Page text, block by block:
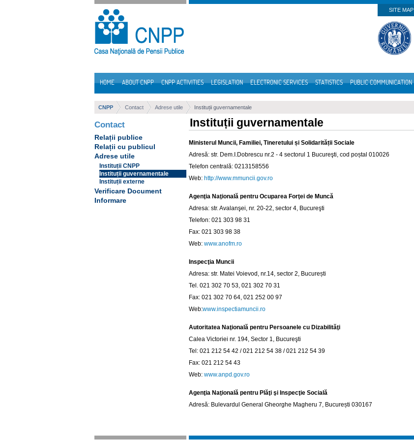
Skip to Content
SITE MAP
HOME ABOUT CNPP CNPP ACTIVITIES LEGISLATION ELECTRONIC SERVICES STATISTICS PUBLIC COMMUNICATION
CNPP Contact Adrese utile Instituții guvernamentale
Contact
Relații publice
Relații cu publicul
Adrese utile
Instituții CNPP
Instituții guvernamentale
Instituții externe
Verificare Document
Informare
Instituții guvernamentale
Ministerul Muncii, Familiei, Tineretului și Solidarității Sociale
Adresă: str. Dem.I.Dobrescu nr.2 - 4 sectorul 1 Bucureşti, cod poștal 010026
Telefon centrală: 0213158556
Web: http://www.mmuncii.gov.ro
Agenţia Naţională pentru Ocuparea Forţei de Muncă
Adresa: str. Avalanşei, nr. 20-22, sector 4, Bucureşti
Telefon: 021 303 98 31
Fax: 021 303 98 38
Web: www.anofm.ro
Inspecţia Muncii
Adresa: str. Matei Voievod, nr.14, sector 2, București
Tel. 021 302 70 53, 021 302 70 31
Fax: 021 302 70 64, 021 252 00 97
Web:www.inspectiamuncii.ro
Autoritatea Naţională pentru Persoanele cu Dizabilităţi
Calea Victoriei nr. 194, Sector 1, Bucureşti
Tel: 021 212 54 42 / 021 212 54 38 / 021 212 54 39
Fax: 021 212 54 43
Web: www.anpd.gov.ro
Agenţia Naţională pentru Plăţi şi Inspecţie Socială
Adresă: Bulevardul General Gheorghe Magheru 7, București 030167